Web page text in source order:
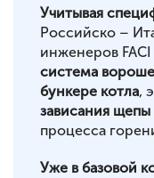
Учитывая
Российско –
инженеров FACI
система
бункере котла,
зависания щепы
процесса
Уже в базовой